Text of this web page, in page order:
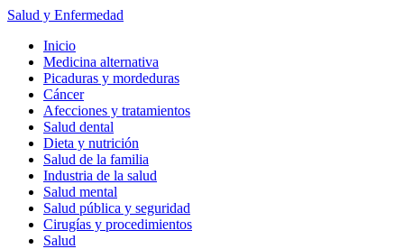
Salud y Enfermedad
Inicio
Medicina alternativa
Picaduras y mordeduras
Cáncer
Afecciones y tratamientos
Salud dental
Dieta y nutrición
Salud de la familia
Industria de la salud
Salud mental
Salud pública y seguridad
Cirugías y procedimientos
Salud